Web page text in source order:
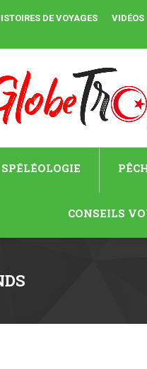
DE VOYAGES VIDÉOS
SPÉLÉOLOGIE
CONSEILS